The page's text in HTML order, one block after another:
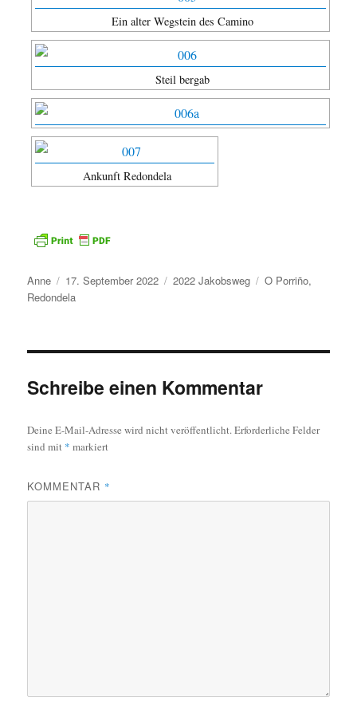
Ein alter Wegstein des Camino
Steil bergab
Ankunft Redondela
Autor
Anne
Veröffentlicht
am
17. September 2022 Kategorien
2022 Jakobsweg Schlagwörter
O Porriño,
Redondela
Schreibe einen Kommentar
Deine E-Mail-Adresse wird nicht veröffentlicht.Erforderliche Felder
sind mit * markiert
KOMMENTAR *